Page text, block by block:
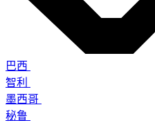
巴西
智利
墨西哥
秘鲁